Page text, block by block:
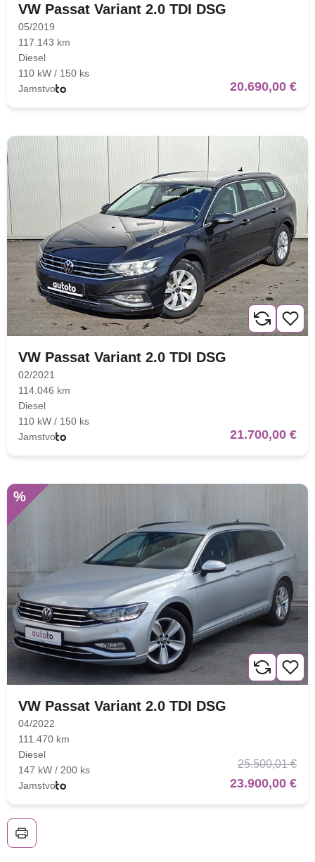
VW Passat Variant 2.0 TDI DSG
05/2019
117.143 km
Diesel
110 kW / 150 ks
Jamstvo
20.690,00 €
VW Passat Variant 2.0 TDI DSG
02/2021
114.046 km
Diesel
110 kW / 150 ks
Jamstvo
21.700,00 €
%
VW Passat Variant 2.0 TDI DSG
04/2022
111.470 km
Diesel
147 kW / 200 ks
Jamstvo
25.500,01 €
23.900,00 €
avenija 102, Resnik
Brza pretraga Napredna pretraga
Traži